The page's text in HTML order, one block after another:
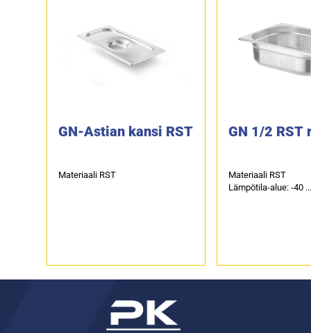
GN-Astian kansi RST
Materiaali RST
GN 1/2 RST
Materiaali RST
Lämpötila-alue: -40